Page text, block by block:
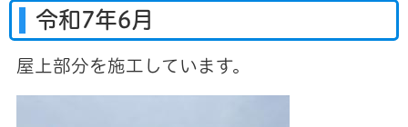
令和7年6月
屋上部分を施工しています。